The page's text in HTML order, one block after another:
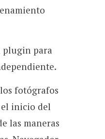
plugin para
fotógrafos
inicio del
las maneras